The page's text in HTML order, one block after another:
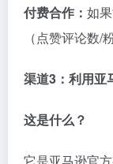
付费合作： 如
（点赞评论数/
渠道3：利用亚
这是什么？
它是亚马逊官